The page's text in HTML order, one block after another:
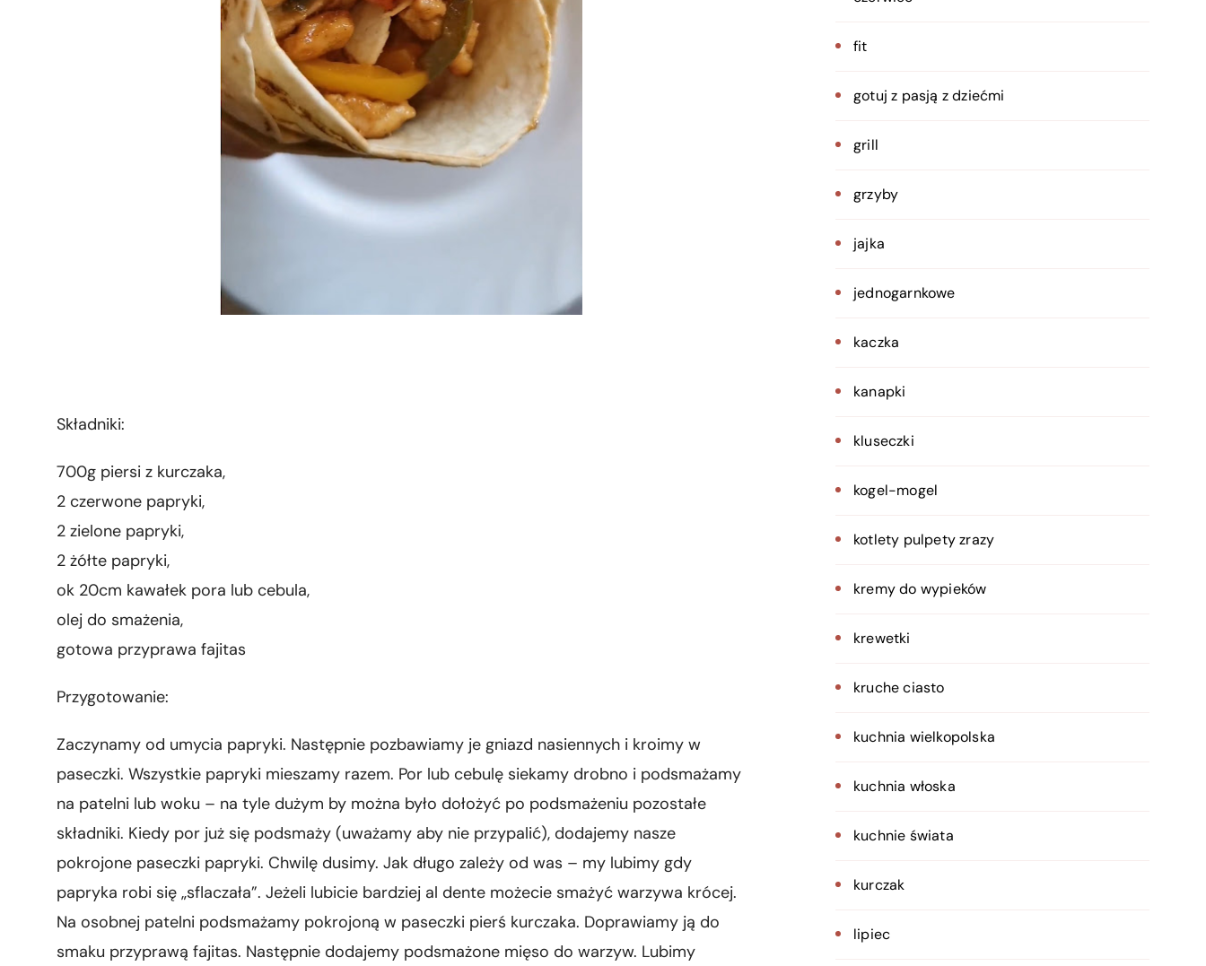
Składniki:
700g piersi z kurczaka,
2 czerwone papryki,
2 zielone papryki,
2 żółte papryki,
ok 20cm kawałek pora lub cebula,
olej do smażenia,
gotowa przyprawa fajitas
Przygotowanie:
Zaczynamy od umycia papryki. Następnie pozbawiamy je gniazd nasiennych i kroimy w
paseczki. Wszystkie papryki mieszamy razem. Por lub cebulę siekamy drobno i podsmażamy
na patelni lub woku – na tyle dużym by można było dołożyć po podsmażeniu pozostałe
składniki. Kiedy por już się podsmaży (uważamy aby nie przypalić), dodajemy nasze
pokrojone paseczki papryki. Chwilę dusimy. Jak długo zależy od was – my lubimy gdy
papryka robi się „sflaczała”. Jeżeli lubicie bardziej al dente możecie smażyć warzywa krócej.
Na osobnej patelni podsmażamy pokrojoną w paseczki pierś kurczaka. Doprawiamy ją do
smaku przyprawą fajitas. Następnie dodajemy podsmażone mięso do warzyw. Lubimy
fit
gotuj z pasją z dziećmi
grill
grzyby
jajka
jednogarnkowe
kaczka
kanapki
kluseczki
kogel-mogel
kotlety pulpety zrazy
kremy do wypieków
krewetki
kruche ciasto
kuchnia wielkopolska
kuchnia włoska
kuchnie świata
kurczak
lipiec